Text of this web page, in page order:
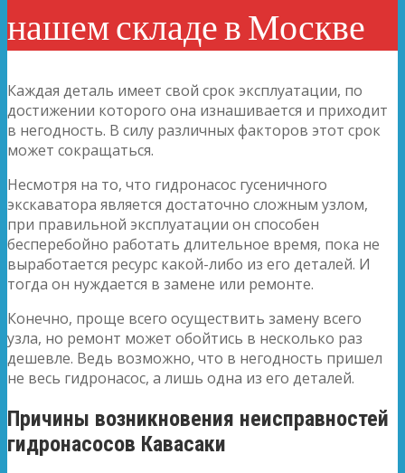
нашем складе в Москве
Каждая деталь имеет свой срок эксплуатации, по
достижении которого она изнашивается и приходит
в негодность. В силу различных факторов этот срок
может сокращаться.
Несмотря на то, что гидронасос гусеничного
экскаватора является достаточно сложным узлом,
при правильной эксплуатации он способен
бесперебойно работать длительное время, пока не
выработается ресурс какой-либо из его деталей. И
тогда он нуждается в замене или ремонте.
Конечно, проще всего осуществить замену всего
узла, но ремонт может обойтись в несколько раз
дешевле. Ведь возможно, что в негодность пришел
не весь гидронасос, а лишь одна из его деталей.
Причины возникновения неисправностей
гидронасосов Кавасаки